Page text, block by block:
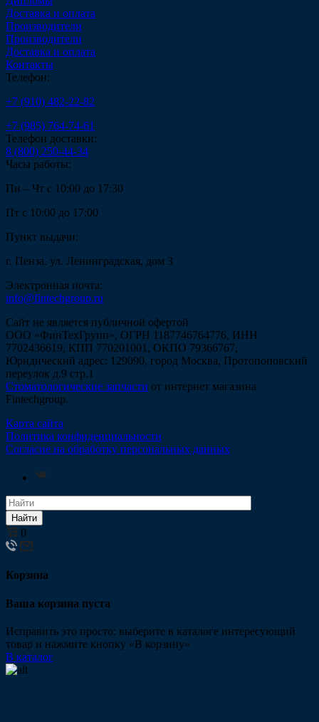
Доставка и оплата
Производители
Производители
Доставка и оплата
Контакты
Телефон:
+7 (910) 482-22-82
+7 (985) 764-74-61
Телефон доставки:
8 (800) 250-44-34
Часы работы:
Пн – Чт с 10:00 до 17:30
Пт с 10:00 до 17:00
Пункт выдачи:
г. Пенза, ул. Ленинградская, дом 3
Электронная почта:
info@fintechgroup.ru
Сайт не является публичной офертой
ООО «ФинТехГрупп», ОГРН 1187746764776, ИНН
7702436619, КПП 770201001, ОКПО 79366767,
Юридический адрес: 129090, город Москва, Протопоповский
переулок д.9 стр.1
Стоматологические запчасти от интернет магазина
Fintechgroup.
Карта сайта
Политика конфиденциальности
Согласие на обработку персональных данных
Найти
0
Корзина
Ваша корзина пуста
Исправить это просто: выберите в каталоге интересующий
товар и нажмите кнопку «В корзину»
В каталог